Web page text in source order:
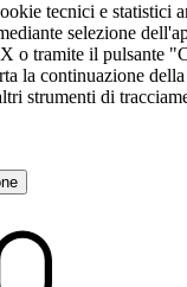
tecnici e statistici
selezione
o tramite il pulsante
la continuazione
strumenti di